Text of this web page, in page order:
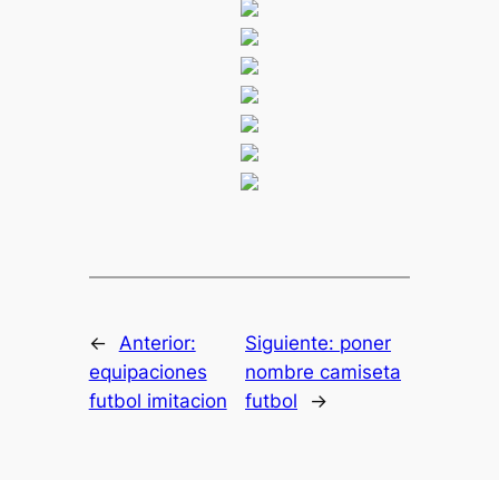
←
Anterior:
equipaciones
futbol imitacion
Siguiente: poner
nombre camiseta
futbol
→